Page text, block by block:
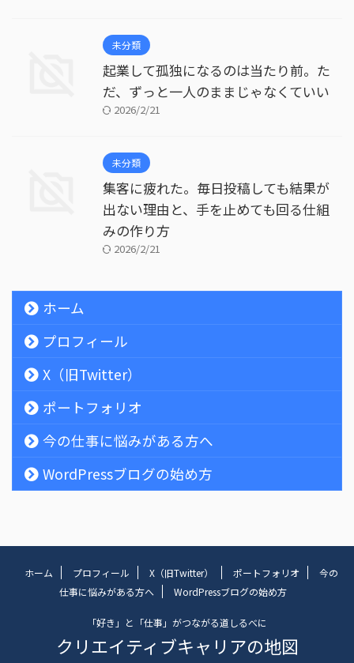
未分類
起業して孤独になるのは当たり前。た
だ、ずっと一人のままじゃなくていい
2026/2/21
未分類
集客に疲れた。毎日投稿しても結果が
出ない理由と、手を止めても回る仕組
みの作り方
2026/2/21
ホーム
プロフィール
X（旧Twitter）
ポートフォリオ
今の仕事に悩みがある方へ
WordPressブログの始め方
ホーム プロフィール X（旧Twitter） ポートフォリオ
今の
仕事に悩みがある方へ
WordPressブログの始め方
「好き」と「仕事」がつながる道しるべに
クリエイティブキャリアの地図